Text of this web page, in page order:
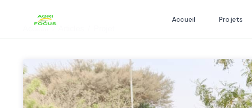
Accueil Projets